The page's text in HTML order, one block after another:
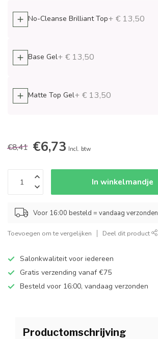
No-Cleanse Brilliant Top+ € 13,50
Base Gel+ € 13,50
Matte Top Gel+ € 13,50
€8,41 €6,73 Incl. btw
In winkelmandje
Voor 16:00 besteld = vandaag verzonden
Toevoegen om te vergelijken Deel dit product
Salonkwaliteit voor iedereen
Gratis verzending vanaf €75
Besteld voor 16:00, vandaag verzonden
Productomschrijving